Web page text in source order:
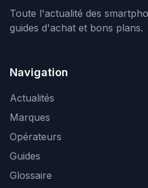
Toute l'actualité des
guides d'achat et bons plans.
Navigation
Actualités
Marques
Opérateurs
Guides
Glossaire